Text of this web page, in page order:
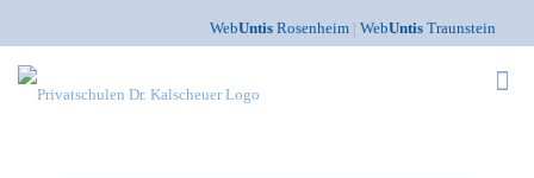
WebUntis Rosenheim | WebUntis Traunstein